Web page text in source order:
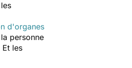
d'organes
personne
les